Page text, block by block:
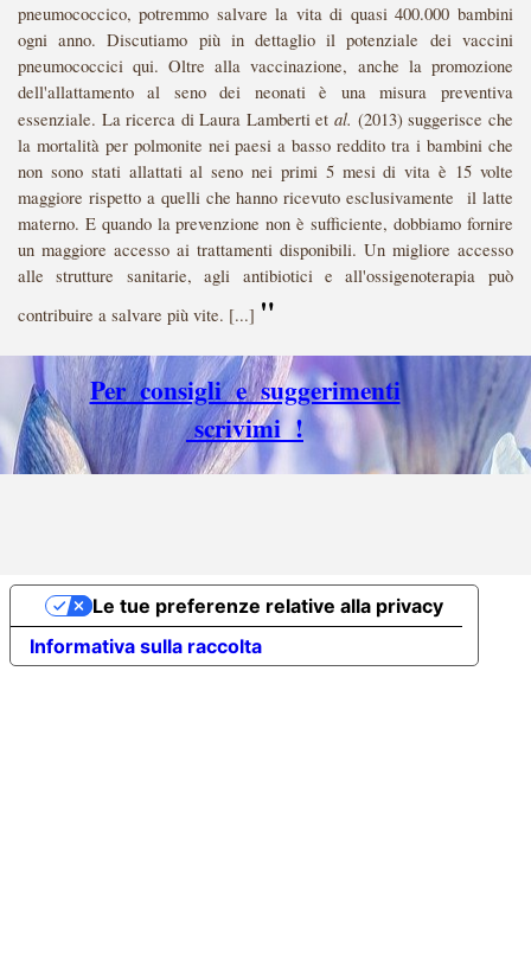
pneumococcico, potremmo salvare la vita di quasi 400.000 bambini
ogni anno. Discutiamo più in dettaglio il potenziale dei vaccini
pneumococcici qui. Oltre alla vaccinazione, anche la promozione
dell'allattamento al seno dei neonati è una misura preventiva
essenziale. La ricerca di Laura Lamberti et al. (2013) suggerisce che
la mortalità per polmonite nei paesi a basso reddito tra i bambini che
non sono stati allattati al seno nei primi 5 mesi di vita è 15 volte
maggiore rispetto a quelli che hanno ricevuto esclusivamente il latte
materno. E quando la prevenzione non è sufficiente, dobbiamo fornire
un maggiore accesso ai trattamenti disponibili. Un migliore accesso
alle strutture sanitarie, agli antibiotici e all'ossigenoterapia può
contribuire a salvare più vite. [...] "
Per consigli e suggerimenti
scrivimi !
Informativa sulla raccolta
Le tue preferenze relative alla privacy